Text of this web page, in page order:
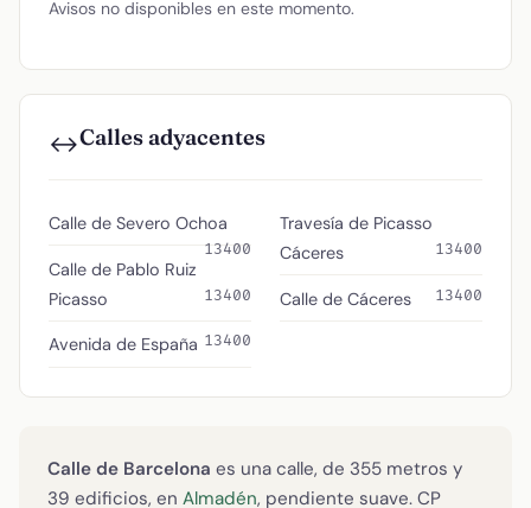
Avisos no disponibles en este momento.
↔️Calles adyacentes
Calle de Severo Ochoa
13400
Calle de Pablo Ruiz
Picasso
13400
Avenida de España 13400
Travesía de Picasso
Cáceres
13400
Calle de Cáceres 13400
Calle de Barcelona es una calle, de 355 metros y
39 edificios, en Almadén, pendiente suave. CP